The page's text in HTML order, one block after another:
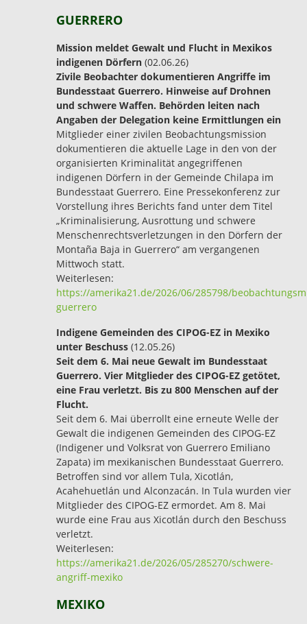
GUERRERO
Mission meldet Gewalt und Flucht in Mexikos
indigenen Dörfern (02.06.26)
Zivile Beobachter dokumentieren Angriffe im
Bundesstaat Guerrero. Hinweise auf Drohnen
und schwere Waffen. Behörden leiten nach
Angaben der Delegation keine Ermittlungen ein
Mitglieder einer zivilen Beobachtungsmission
dokumentieren die aktuelle Lage in den von der
organisierten Kriminalität angegriffenen
indigenen Dörfern in der Gemeinde Chilapa im
Bundesstaat Guerrero. Eine Pressekonferenz zur
Vorstellung ihres Berichts fand unter dem Titel
„Kriminalisierung, Ausrottung und schwere
Menschenrechtsverletzungen in den Dörfern der
Montaña Baja in Guerrero“ am vergangenen
Mittwoch statt.
Weiterlesen:
https://amerika21.de/2026/06/285798/
guerrero
Indigene Gemeinden des CIPOG-EZ in Mexiko
unter Beschuss (12.05.26)
Seit dem 6. Mai neue Gewalt im Bundesstaat
Guerrero. Vier Mitglieder des CIPOG-EZ getötet,
eine Frau verletzt. Bis zu 800 Menschen auf der
Flucht.
Seit dem 6. Mai überrollt eine erneute Welle der
Gewalt die indigenen Gemeinden des CIPOG-EZ
(Indigener und Volksrat von Guerrero Emiliano
Zapata) im mexikanischen Bundesstaat Guerrero.
Betroffen sind vor allem Tula, Xicotlán,
Acahehuetlán und Alconzacán. In Tula wurden vier
Mitglieder des CIPOG-EZ ermordet. Am 8. Mai
wurde eine Frau aus Xicotlán durch den Beschuss
verletzt.
Weiterlesen:
https://amerika21.de/2026/05/285270/schwere-
angriff-mexiko
MEXIKO